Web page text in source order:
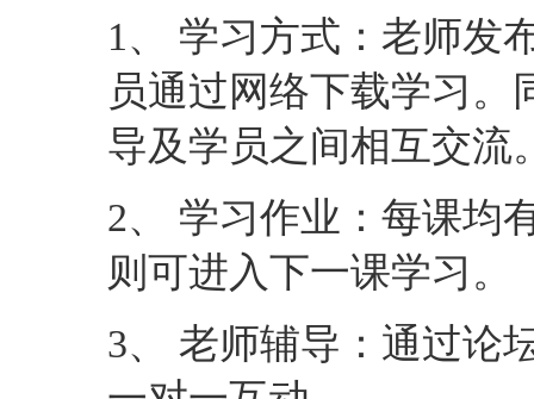
则可进入下一课学习。
3、 老师辅导：通过论
一对一互动。
4、 完成课程：最后一
可完成课程并取回相应
联系我们